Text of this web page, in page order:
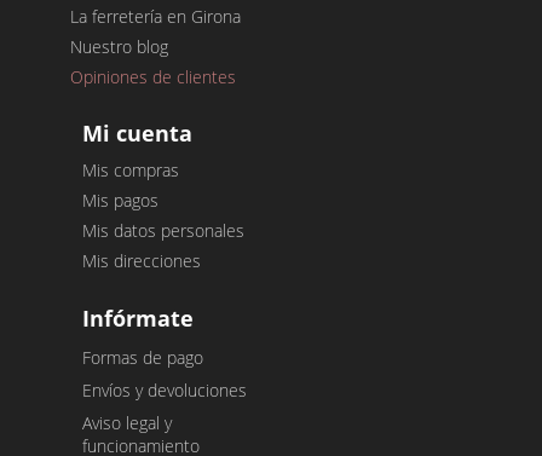
La ferretería en Girona
Nuestro blog
Opiniones de clientes
Mi cuenta
Mis compras
Mis pagos
Mis datos personales
Mis direcciones
Infórmate
Formas de pago
Envíos y devoluciones
Aviso legal y
funcionamiento